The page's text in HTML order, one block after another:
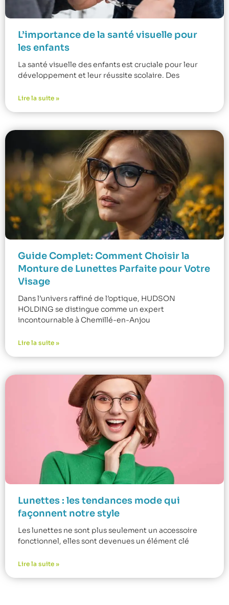
L’importance de la santé visuelle pour
les enfants
La santé visuelle des enfants est cruciale pour leur
développement et leur réussite scolaire. Des
Lire la suite »
Guide Complet: Comment Choisir la
Monture de Lunettes Parfaite pour Votre
Visage
Dans l’univers raffiné de l’optique, HUDSON
HOLDING se distingue comme un expert
incontournable à Chemillé-en-Anjou
Lire la suite »
Lunettes : les tendances mode qui
façonnent notre style
Les lunettes ne sont plus seulement un accessoire
fonctionnel, elles sont devenues un élément clé
Lire la suite »